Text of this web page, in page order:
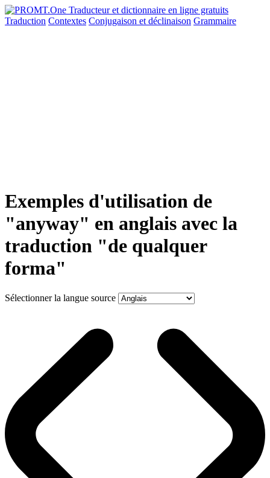
Traduction Contextes Conjugaison et déclinaison Grammaire
Exemples d'utilisation de
"anyway" en anglais avec la
traduction "de qualquer
forma"
Sélectionner la langue source